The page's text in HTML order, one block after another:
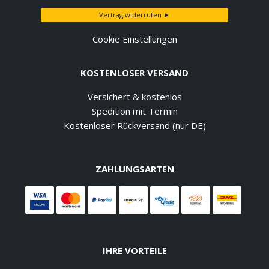
Vertrag widerrufen ►
Cookie Einstellungen
KOSTENLOSER VERSAND
Versichert & kostenlos
Spedition mit Termin
Kostenloser Rückversand (nur DE)
ZAHLUNGSARTEN
IHRE VORTEILE